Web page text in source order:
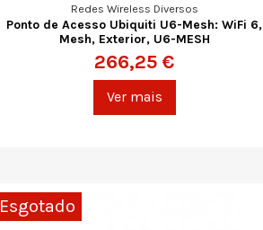
Redes Wireless Diversos
Ponto de Acesso Ubiquiti U6-Mesh: WiFi 6,
Mesh, Exterior, U6-MESH
266,25 €
Ver mais
Esgotado